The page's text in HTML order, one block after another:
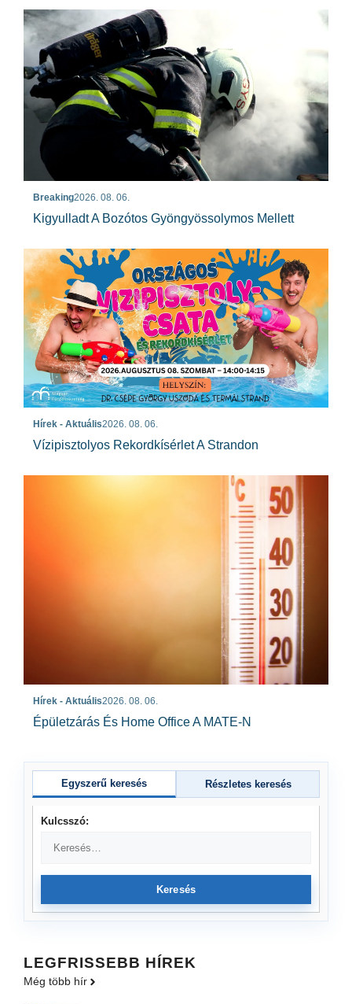
Breaking2026. 08. 06.
Kigyulladt A Bozótos Gyöngyössolymos Mellett
Hírek - Aktuális2026. 08. 06.
Vízipisztolyos Rekordkísérlet A Strandon
Hírek - Aktuális2026. 08. 06.
Épületzárás És Home Office A MATE-N
Egyszerű keresés Részletes keresés
Kulcsszó:
Keresés
LEGFRISSEBB HÍREK
Még több hír